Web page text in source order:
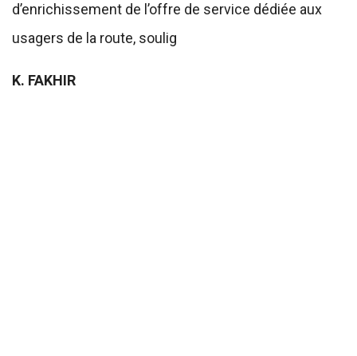
d’enrichissement de l’offre de service dédiée aux
usagers de la route, soulig
K. FAKHIR